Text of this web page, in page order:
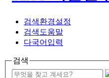
검색환경설정
검색도움말
다국어입력
검색